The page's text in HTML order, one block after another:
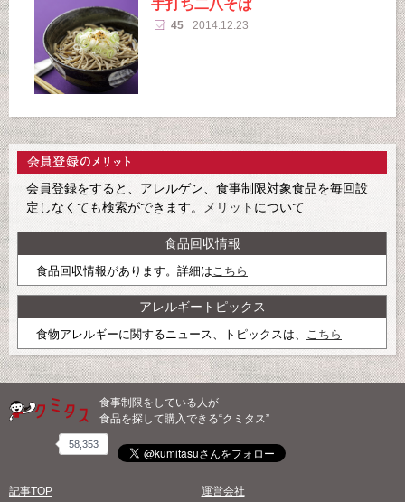
手打ち二八そば
45 2014.12.23
会員登録をすると、アレルゲン、食事制限対象食品を毎回設
定しなくても検索ができます。
メリット について
食品回収情報
食品回収情報があります。詳細はこちら
アレルギートピックス
食物アレルギーに関するニュース、トピックスは、 こちら
食事制限をしている人が
食品を探して購入できる“クミタス”
58,353
記事TOP 運営会社